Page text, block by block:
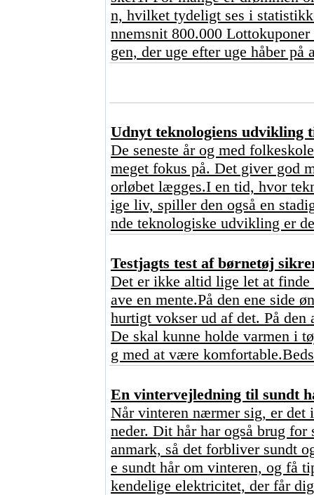
n, hvilket tydeligt ses i
nnemsnit 800.000
gen, der uge efter uge håber
Udnyt teknologiens
De seneste år og med
meget fokus på. Det giver god
orløbet lægges.I en tid, hvor
ige liv, spiller den også en
nde teknologiske udvikling er
Testjagts test af børnetøj
Det er ikke altid lige let at
ave en mente.På den ene side
hurtigt vokser ud af det. På
De skal kunne holde varmen i
g med at være
En vintervejledning til sundt
Når vinteren nærmer sig, er det
neder. Dit hår har også brug
anmark, så det forbliver sundt
e sundt hår om vinteren, og få
kendelige elektricitet, der får